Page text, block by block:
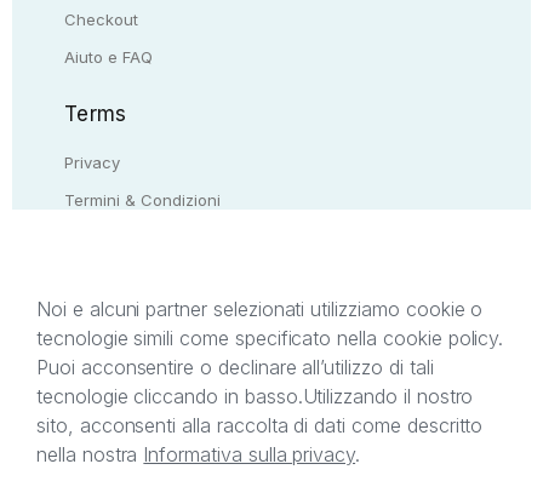
Checkout
Aiuto e FAQ
Terms
Privacy
Termini & Condizioni
Il presente sito web è di proprietà di StreetLib S.r.l.
C.F. e P.IVA 05338720963. StreetLib S.r.l. è
titolare di tutti i diritti di proprietà intellettuale
afferenti ai marchi, loghi e segni distintivi presenti
sul sito web. Si invita l’utente a prendere visione
Noi e alcuni partner selezionati utilizziamo cookie o
tecnologie simili come specificato nella cookie policy.
Puoi acconsentire o declinare all’utilizzo di tali
tecnologie cliccando in basso.Utilizzando il nostro
sito, acconsenti alla raccolta di dati come descritto
nella nostra Informativa sulla privacy.